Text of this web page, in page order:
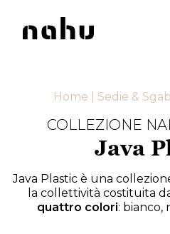
Home Sedie &
COLLEZIONE
Java
Java Plastic è una
la collettività costituita
quattro colori: bianco,